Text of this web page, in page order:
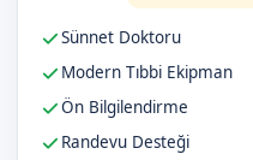
Sünnet Doktoru
Modern Tıbbi Ekipman
Ön Bilgilendirme
Randevu Desteği